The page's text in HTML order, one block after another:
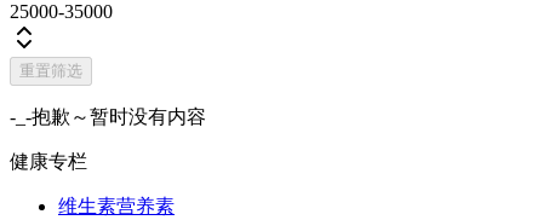
25000-35000
重置筛选
-_-抱歉～暂时没有内容
健康专栏
维生素营养素